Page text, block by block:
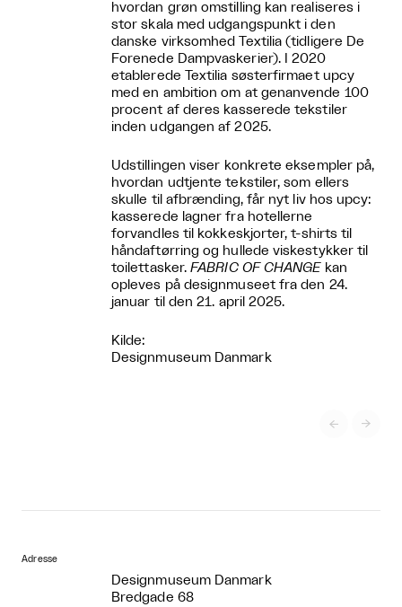
hvordan grøn omstilling kan realiseres i
stor skala med udgangspunkt i den
danske virksomhed Textilia (tidligere De
Forenede Dampvaskerier). I 2020
etablerede Textilia søsterfirmaet upcy
med en ambition om at genanvende 100
procent af deres kasserede tekstiler
inden udgangen af 2025.
Udstillingen viser konkrete eksempler på,
hvordan udtjente tekstiler, som ellers
skulle til afbrænding, får nyt liv hos upcy:
kasserede lagner fra hotellerne
forvandles til kokkeskjorter, t-shirts til
håndaftørring og hullede viskestykker til
toilettasker.FABRIC OF CHANGE kan
opleves på designmuseet fra den 24.
januar til den 21. april 2025.
Kilde:
Designmuseum Danmark
 
Adresse
Designmuseum Danmark
Bredgade 68